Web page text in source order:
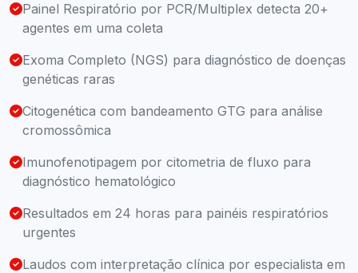
Painel Respiratório por PCR/Multiplex detecta 20+
agentes em uma coleta
Exoma Completo (NGS) para diagnóstico de doenças
genéticas raras
Citogenética com bandeamento GTG para análise
cromossômica
Imunofenotipagem por citometria de fluxo para
diagnóstico hematológico
Resultados em 24 horas para painéis respiratórios
urgentes
Laudos com interpretação clínica por especialista em